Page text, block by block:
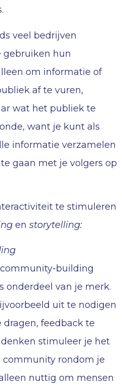
veel bedrijven
gebruiken hun
om informatie of
af te vuren,
wat het publiek te
want je kunt als
informatie verzamelen
gaan met je volgers op
te stimuleren
en storytelling:
building
onderdeel van je merk.
uit te nodigen
feedback te
stimuleer je het
community rondom je
nuttig om mensen